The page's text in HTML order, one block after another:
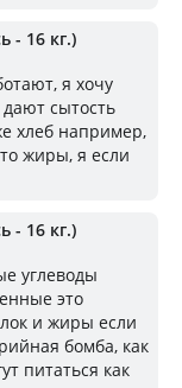
- 16 кг.)
я хочу
сытость
хлеб например,
жиры, я если
- 16 кг.)
углеводы
это
и жиры если
бомба, как
питаться как